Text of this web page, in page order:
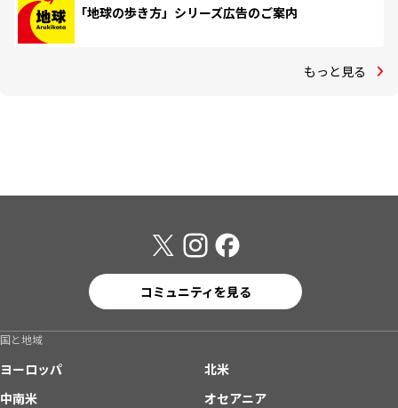
「地球の歩き方」シリーズ広告のご案内
もっと見る
コミュニティを見る
国と地域
ヨーロッパ
北米
中南米
オセアニア